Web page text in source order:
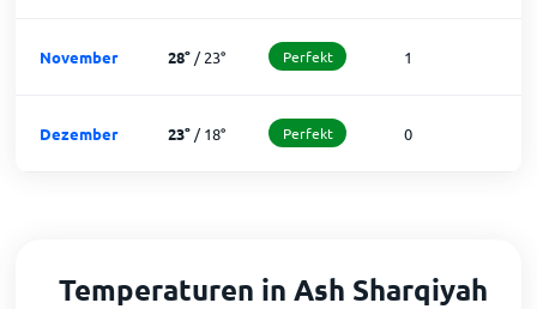
November 28°/23° Perfekt 1
Dezember 23°/18° Perfekt 0
Temperaturen in Ash Sharqiyah